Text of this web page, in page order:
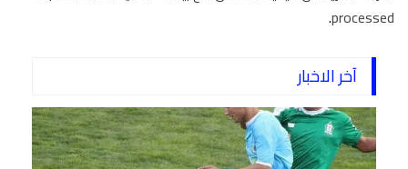
processed
.
آخر الاخبار